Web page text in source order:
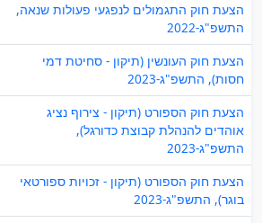
הצעת חוק התגמולים לנפגעי פעולות שנאה,
התשפ"ג-2022
הצעת חוק העונשין (תיקון - סחיטת דמי
חסות), התשפ"ג-2023
הצעת חוק הספורט (תיקון - צירוף נציג
אוהדים להנהלת קבוצת כדורגל),
התשפ"ג-2023
הצעת חוק הספורט (תיקון - זכויות ספורטאי
בוגר), התשפ"ג-2023